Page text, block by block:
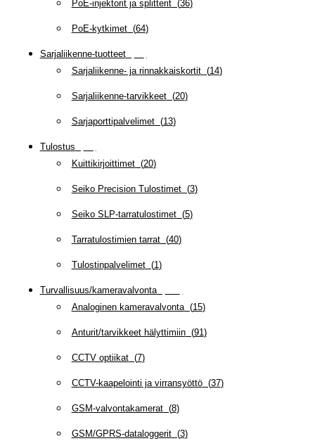
PoE-injektorit ja splitterit(36)
PoE-kytkimet(64)
Sarjaliikenne-tuotteet(
Sarjaliikenne- ja rinnakkaiskortit(14)
Sarjaliikenne-tarvikkeet(20)
Sarjaporttipalvelimet(13)
Tulostus
Kuittikirjoittimet(20)
Seiko Precision Tulostimet(3)
Seiko SLP-tarratulostimet(5)
Tarratulostimien tarrat(40)
Tulostinpalvelimet(1)
Turvallisuus/kameravalvonta(
Analoginen kameravalvonta(15)
Anturit/tarvikkeet hälyttimiin(91)
CCTV optiikat(7)
CCTV-kaapelointi ja virransyöttö(37)
GSM-valvontakamerat(8)
GSM/GPRS-dataloggerit(3)